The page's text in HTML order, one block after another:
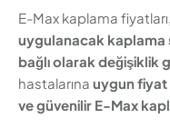
E-Max kaplama fiyatları,
uygulanacak kaplama
bağlı olarak değişiklik
hastalarına uygun
ve güvenilir E-Max